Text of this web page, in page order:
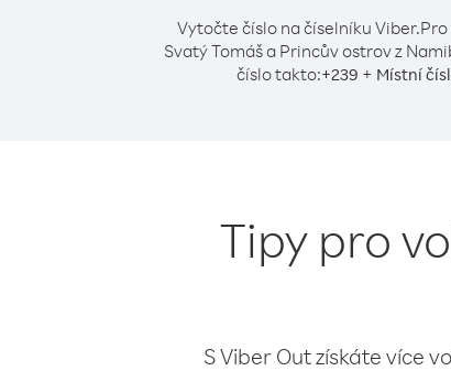
Vytočte číslo na číselníku Viber.
Svatý Tomáš a Princův ostrov z
číslo takto:+239 + Místní
Tipy pro
S Viber Out získáte více